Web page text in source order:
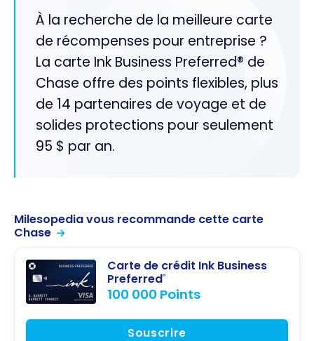
À la recherche de la meilleure carte
de récompenses pour entreprise ?
La carte Ink Business Preferred® de
Chase offre des points flexibles, plus
de 14 partenaires de voyage et de
solides protections pour seulement
95 $ par an.
Milesopedia vous recommande cette carte
Chase
Carte de crédit Ink Business
Preferred®
100 000 Points
Souscrire